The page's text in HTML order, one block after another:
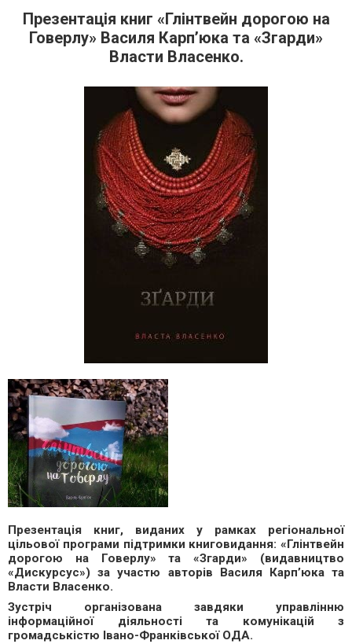
Презентація книг «Глінтвейн дорогою на
Говерлу» Василя Карп’юка та «Згарди»
Власти Власенко.
Презентація книг, виданих у рамках регіональної
цільової програми підтримки книговидання: «Глінтвейн
дорогою на Говерлу» та «Згарди» (видавництво
«Дискурсус») за участю авторів Василя Карп’юка та
Власти Власенко.
Зустріч організована завдяки управлінню
інформаційної діяльності та комунікацій з
громадськістю Івано-Франківської ОДА.